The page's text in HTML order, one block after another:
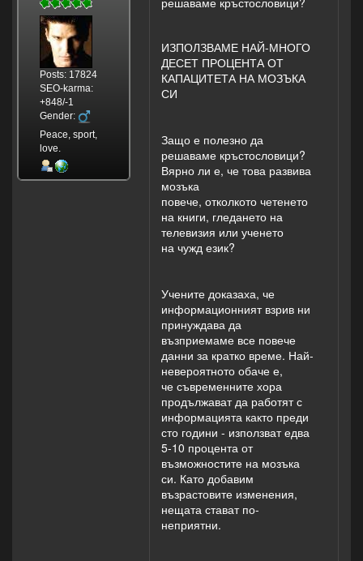
Posts: 17824
SEO-karma:
+848/-1
Gender:
Peace, sport,
love.
ИЗПОЛЗВАМЕ НАЙ-МНОГО
ДЕСЕТ ПРОЦЕНТА ОТ
КАПАЦИТЕТА НА МОЗЪКА
СИ
Защо е полезно да
решаваме кръстословици?
Вярно ли е, че това развива
мозъка
повече, отколкото четенето
на книги, гледането на
телевизия или ученето
на чужд език?
Учените доказаха, че
информационният взрив ни
принуждава да
възприемаме все повече
данни за кратко време. Най-
невероятното обаче е,
че съвременните хора
продължават да работят с
информацията както преди
сто години - използват едва
5-10 процента от
възможностите на мозъка
си. Като добавим
възрастовите изменения,
нещата стават по-
неприятни.